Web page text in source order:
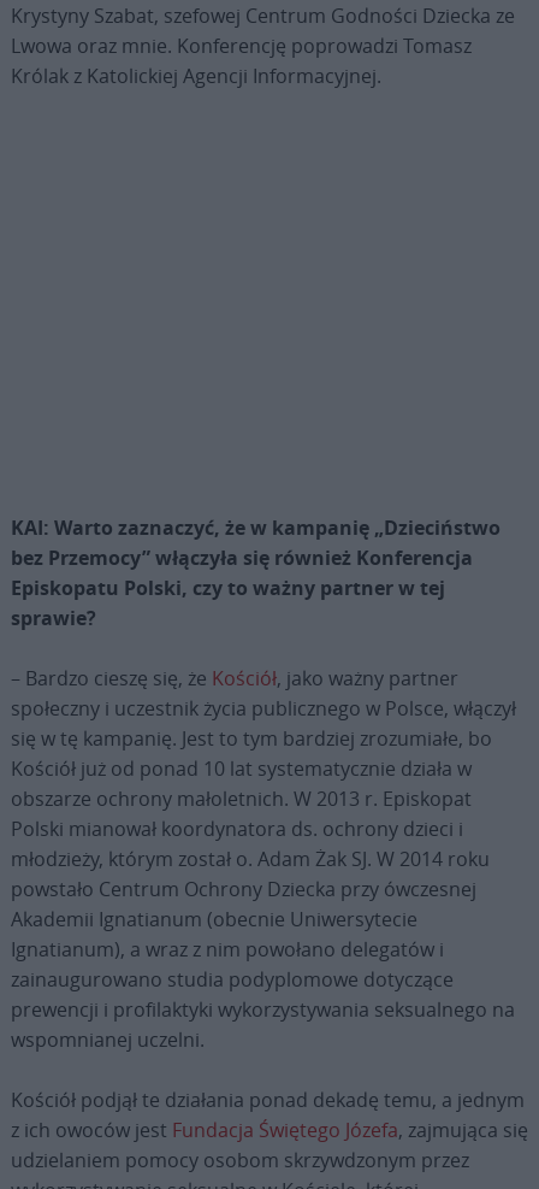
Krystyny Szabat, szefowej Centrum Godności Dziecka ze
Lwowa oraz mnie. Konferencję poprowadzi Tomasz
Królak z Katolickiej Agencji Informacyjnej.
KAI: Warto zaznaczyć, że w kampanię „Dzieciństwo
bez Przemocy” włączyła się również Konferencja
Episkopatu Polski, czy to ważny partner w tej
sprawie?
– Bardzo cieszę się, że Kościół, jako ważny partner
społeczny i uczestnik życia publicznego w Polsce, włączył
się w tę kampanię. Jest to tym bardziej zrozumiałe, bo
Kościół już od ponad 10 lat systematycznie działa w
obszarze ochrony małoletnich. W 2013 r. Episkopat
Polski mianował koordynatora ds. ochrony dzieci i
młodzieży, którym został o. Adam Żak SJ. W 2014 roku
powstało Centrum Ochrony Dziecka przy ówczesnej
Akademii Ignatianum (obecnie Uniwersytecie
Ignatianum), a wraz z nim powołano delegatów i
zainaugurowano studia podyplomowe dotyczące
prewencji i profilaktyki wykorzystywania seksualnego na
wspomnianej uczelni.
Kościół podjął te działania ponad dekadę temu, a jednym
z ich owoców jest Fundacja Świętego Józefa, zajmująca się
udzielaniem pomocy osobom skrzywdzonym przez